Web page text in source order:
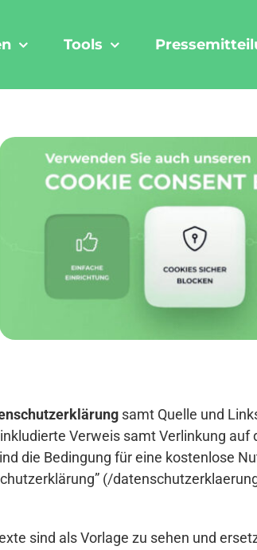
Tools
samt Quelle und
Verweis samt Verlinkung
die Bedingung für eine kostenlose
(/
sind als Vorlage zu sehen und